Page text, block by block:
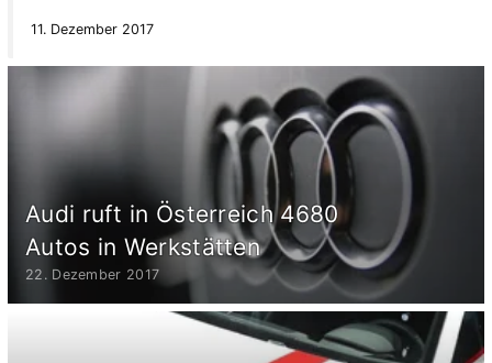
11. Dezember 2017
Audi ruft in Österreich 4680
Autos in Werkstätten
22. Dezember 2017